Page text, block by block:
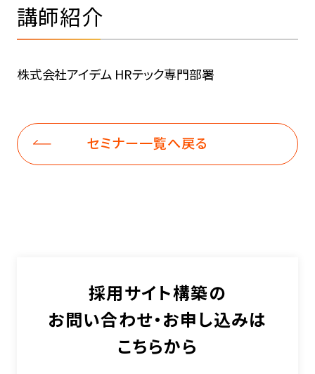
講師紹介
株式会社アイデム HRテック専門部署
セミナー一覧へ戻る
採用サイト構築の
お問い合わせ・お申し込みは
こちらから